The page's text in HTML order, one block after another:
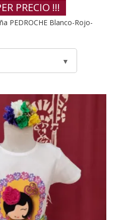
PRECIO !!!
PEDROCHE Blanco-Rojo-